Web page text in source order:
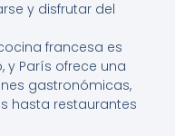
y disfrutar del
francesa es
París ofrece una
gastronómicas,
hasta restaurantes